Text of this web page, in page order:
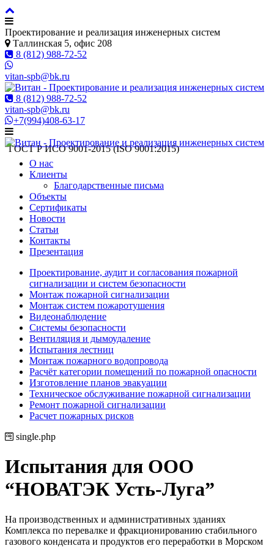
Проектирование и реализация инженерных систем
Таллинская 5, офис 208
8 (812) 988-72-52
vitan-spb@bk.ru
8 (812) 988-72-52
vitan-spb@bk.ru
+7(994)408-63-17
ГОСТ Р ИСO 9001-2015 (ISO 9001:2015)
О нас
Клиенты
Благодарственные письма
Объекты
Сертификаты
Новости
Статьи
Контакты
Презентация
Проектирование, аудит и согласования пожарной
сигнализации и систем безопасности
Монтаж пожарной сигнализации
Монтаж систем пожаротушения
Видеонаблюдение
Системы безопасности
Вентиляция и дымоудаление
Испытания лестниц
Монтаж пожарного водопровода
Расчёт категории помещений по пожарной опасности
Изготовление планов эвакуации
Техническое обслуживание пожарной сигнализации
Ремонт пожарной сигнализации
Расчет пожарных рисков
single.php
Испытания для ООО
“НОВАТЭК Усть-Луга”
На производственных и административных зданиях
Комплекса по перевалке и фракционированию стабильного
газового конденсата и продуктов его переработки в Морском